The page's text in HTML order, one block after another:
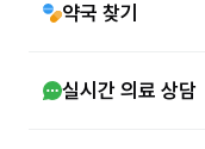
약국 찾기
실시간 의료 상담